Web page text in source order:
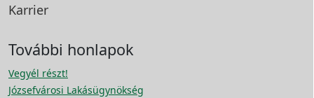
Karrier
További honlapok
Vegyél részt!
Józsefvárosi Lakásügynökség